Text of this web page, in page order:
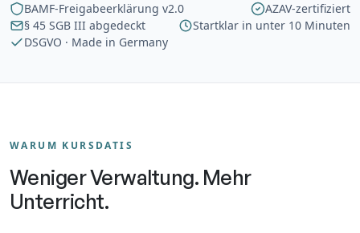
BAMF-Freigabeerklärung v2.0
AZAV-zertifiziert
§ 45 SGB III abgedeckt
Startklar in unter 10 Minuten
DSGVO · Made in Germany
WARUM KURSDATIS
Weniger Verwaltung. Mehr
Unterricht.